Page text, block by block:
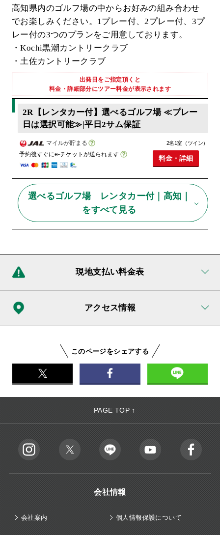
高知県内のゴルフ場の中からお好みの組み合わせ
でお楽しみください。1プレー付、2プレー付、3プ
レー付の3つのプランをご用意しております。
・Kochi黒潮カントリークラブ
・土佐カントリークラブ
出発日をご指定頂くと
料金・詳細部分にツアー料金が表示されます
2R【レンタカー付】選べるゴルフ場 ≪プレー
日は選択可能≫|平日2サム保証
マイルが貯まる
予約後すぐにe-チケットが送られます
2名1室（ツイン）
料金・詳細
選べるゴルフ場 レンタカー付｜高知｜
をすべて見る
現地支払い料金表
アクセス情報
このページをシェアする
PAGE TOP ↑
会社情報
会社案内 個人情報保護について